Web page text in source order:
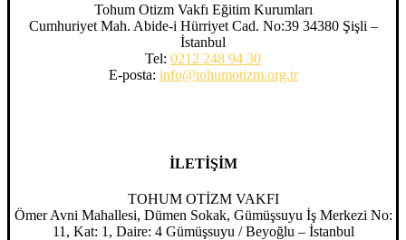
Tohum Otizm Vakfı Eğitim Kurumları
Cumhuriyet Mah. Abide-i Hürriyet Cad. No:39 34380 Şişli –
İstanbul
Tel: 0212 248 94 30
E-posta: info@tohumotizm.org.tr
İLETİŞİM
TOHUM OTİZM VAKFI
Ömer Avni Mahallesi, Dümen Sokak, Gümüşsuyu İş Merkezi No:
11, Kat: 1, Daire: 4 Gümüşsuyu / Beyoğlu – İstanbul